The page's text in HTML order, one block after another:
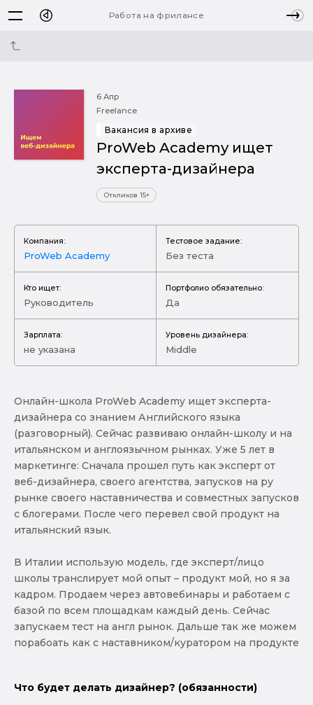
Работа на фрилансе
6 Апр
Freelance
Вакансия в архиве
ProWeb Academy ищет
эксперта-дизайнера
Откликов 15+
Компания:
ProWeb Academy
Тестовое задание:
Без теста
Кто ищет:
Руководитель
Портфолио обязательно:
Да
Зарплата:
не указана
Уровень дизайнера:
Middle
Онлайн-школа ProWeb Academy ищет эксперта-
дизайнера со знанием Английского языка
(разговорный). Сейчас развиваю онлайн-школу и на
итальянском и англоязычном рынках. Уже 5 лет в
маркетинге: Сначала прошел путь как эксперт от
веб-дизайнера, своего агентства, запусков на ру
рынке своего наставничества и совместных запусков
с блогерами. После чего перевел свой продукт на
итальянский язык.
В Италии использую модель, где эксперт/лицо
школы транслирует мой опыт – продукт мой, но я за
кадром. Продаем через автовебинары и работаем с
базой по всем площадкам каждый день. Сейчас
запускаем тест на англ рынок. Дальше так же можем
порабоать как с наставником/куратором на продукте
Что будет делать дизайнер? (обязанности)